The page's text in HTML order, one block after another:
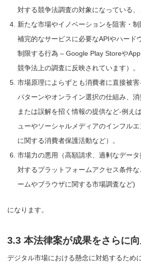
対する競争法調査の対象になっている
新たな市場やイノベーションを阻害・制
補完的なサービスに必要なAPIやハード
制限する行為 – Google Play Storeや
競争法上の調査に反映されています）。
市場原理によらずとも消費者に直接被
パターンやオンライン選択の仕組み、
または誤解を招く情報の提供など-例え
ューやソーシャルメディアのインフル
に関する消費者保護活動など）。
市場力の悪用（高額請求、過剰なデー
対するプラットフォームアクセス条件
ームやブラウザに関する市場調査など)
になります。
3.3 本法律案が成果をさらに
デジタル市場における懸念に対処するため